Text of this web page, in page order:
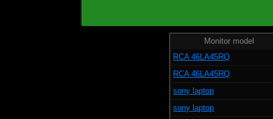
Monitor model
RCA 46LA45RQ
RCA 46LA45RQ
sony laptop
sony laptop